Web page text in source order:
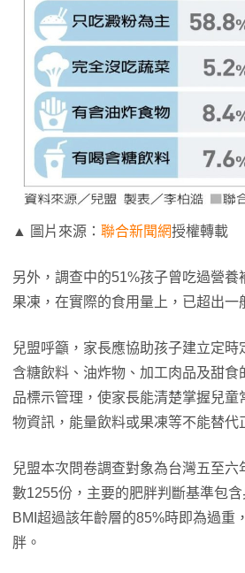
▲ 圖片來源： 聯合新聞網授權轉載
另外，調查中的51%孩子曾吃過營養
果凍，在實際的食用量上，已超出一
兒盟呼籲，家長應協助孩子建立定時
含糖飲料、油炸物、加工肉品及甜食
品標示管理，使家長能清楚掌握兒童
物資訊，能量飲料或果凍等不能替代
兒盟本次問卷調查對象為台灣五至
數1255份，主要的肥胖判斷基準包
BMI超過該年齡層的85%時即為過重
胖。